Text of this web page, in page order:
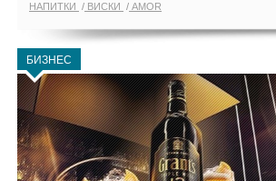
НАПИТКИ ВИСКИ AMOR
БИЗНЕС